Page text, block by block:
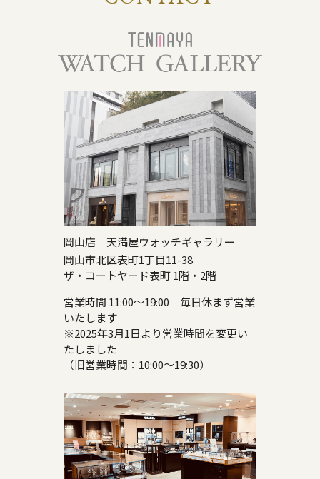
岡山店｜天満屋ウォッチギャラリー
岡山市北区表町1丁目11-38
ザ・コートヤード表町 1階・2階
営業時間 11:00～19:00 毎日休まず営業
いたします
※2025年3月1日より営業時間を変更い
たしました
（旧営業時間：10:00～19:30）